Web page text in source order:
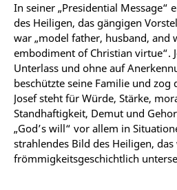
In seiner „Presidential Message“
des Heiligen, das gängigen
war „model father, husband, and
embodiment of Christian virtue“.
Unterlass und ohne auf
beschützte seine Familie und zog
Josef steht für Würde, Stärke,
Standhaftigkeit, Demut und
„God’s will“ vor allem in
strahlendes Bild des Heiligen,
frömmigkeitsgeschichtlich